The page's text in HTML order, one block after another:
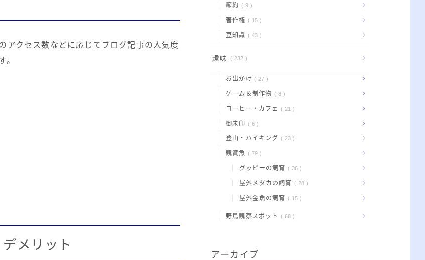
アクセス数などに応じてブログ記事の人気度
。
メリット
節約 9
著作権 15
豆知識 43
趣味 232
お出かけ 27
ゲーム＆制作物 8
コーヒー・カフェ 21
御朱印 6
登山・ハイキング 23
観賞魚 79
グッピーの飼育 36
屋外メダカの飼育 28
屋外金魚の飼育 15
野鳥観察スポット 68
アーカイブ